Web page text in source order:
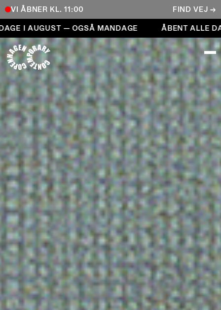
VI ÅBNER KL. 11:00 FIND VEJ →
Åbent alle dage i august — også mandage
— OGSÅ MANDAGE ÅBENT ALLE DAGE I
COPENHAGEN CONTEMPORARY